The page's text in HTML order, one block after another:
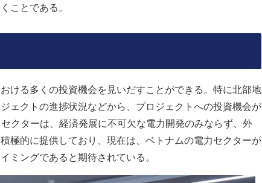
ことである。
ける多くの投資機会を見いだすことができる。特に北部地
ェクトの進捗状況などから、プロジェクトへの投資機会が
クターは、経済発展に不可欠な電力開発のみならず、外
極的に提供しており、現在は、ベトナムの電力セクターが
ミングであると期待されている。